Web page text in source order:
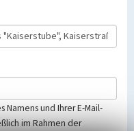
und Ihrer E-Mail-
im Rahmen der